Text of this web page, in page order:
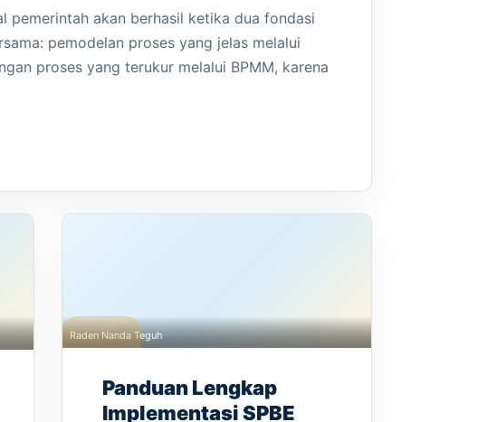
pemerintah akan berhasil ketika dua fondasi
pemodelan proses yang jelas melalui
proses yang terukur melalui BPMM, karena
Raden Nanda Teguh
Panduan Lengkap
Implementasi SPBE